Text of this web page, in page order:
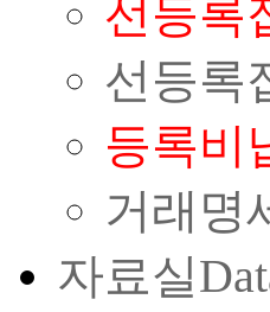
선등록
선등록
등록비
거래명
자료실